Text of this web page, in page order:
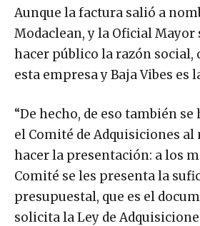
Aunque la factura salió a
Modaclean, y la Oficial Mayor
hacer público la razón social,
esta empresa y Baja Vibes es
“De hecho, de eso también
el Comité de Adquisiciones al
hacer la presentación: a los
Comité se les presenta la
presupuestal, que es el
solicita la Ley de